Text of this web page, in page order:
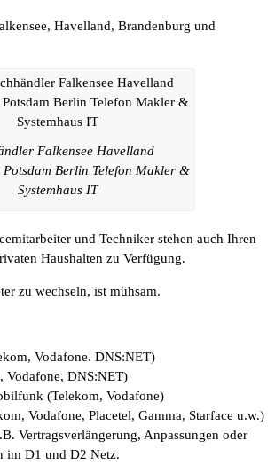
Havelland, Brandenburg und
Falkensee Havelland
Berlin Telefon Makler &
Systemhaus IT
und Techniker stehen auch Ihren
Haushalten zu Verfügung.
zu wechseln, ist mühsam.
Vodafone. DNS:NET)
Vodafone, DNS:NET)
(Telekom, Vodafone)
Vodafone, Placetel, Gamma, Starface u.w.)
Vertragsverlängerung, Anpassungen oder
im D1 und D2 Netz.